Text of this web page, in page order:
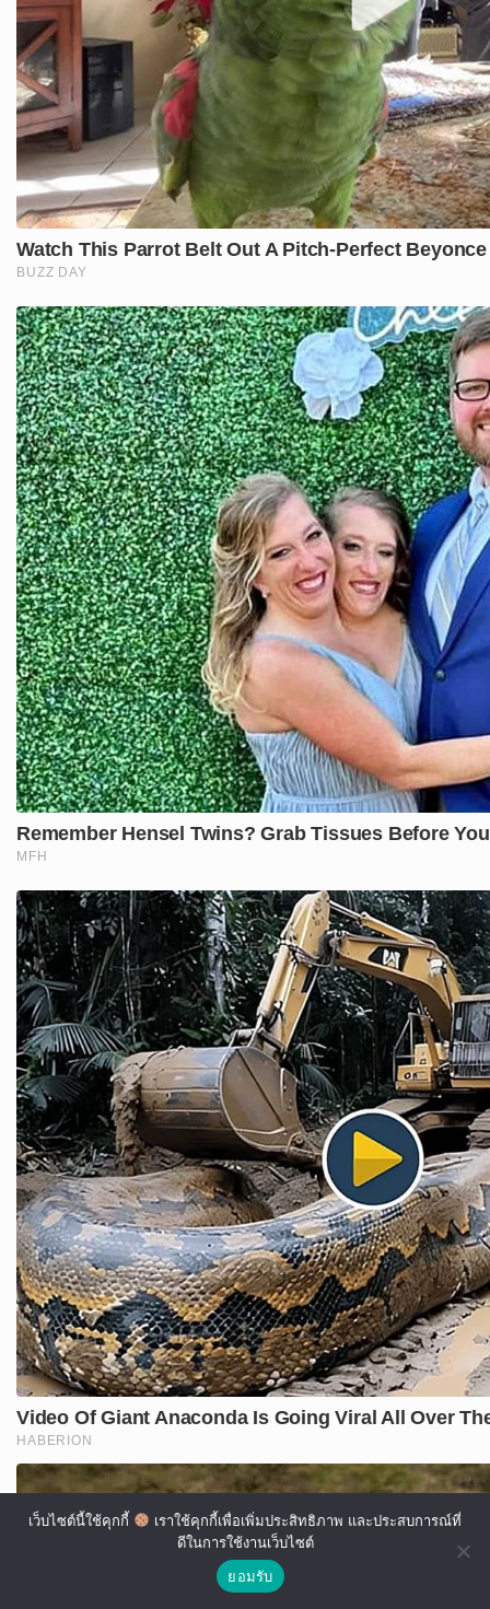
เว็บไซต์นี้ใช้คุกกี้
เราใช้คุกกี้เพื่อเพิ่มประสิทธิภาพ และประสบการณ์ที่
ดีในการใช้งานเว็บไซต์
ยอมรับ